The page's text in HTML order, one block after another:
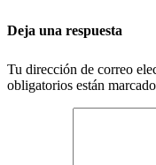
Deja una respuesta
Tu dirección de correo
obligatorios están